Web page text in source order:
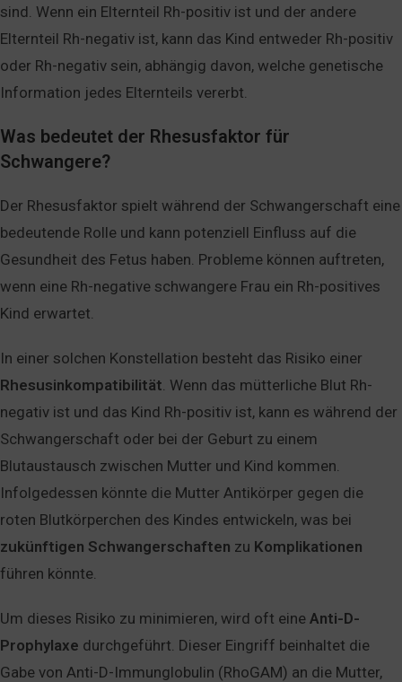
sind. Wenn ein Elternteil Rh-positiv ist und der andere
Elternteil Rh-negativ ist, kann das Kind entweder Rh-positiv
oder Rh-negativ sein, abhängig davon, welche genetische
Information jedes Elternteils vererbt.
Was bedeutet der Rhesusfaktor für
Schwangere?
Der Rhesusfaktor spielt während der Schwangerschaft eine
bedeutende Rolle und kann potenziell Einfluss auf die
Gesundheit des Fetus haben. Probleme können auftreten,
wenn eine Rh-negative schwangere Frau ein Rh-positives
Kind erwartet.
In einer solchen Konstellation besteht das Risiko einer
Rhesusinkompatibilität. Wenn das mütterliche Blut Rh-
negativ ist und das Kind Rh-positiv ist, kann es während der
Schwangerschaft oder bei der Geburt zu einem
Blutaustausch zwischen Mutter und Kind kommen.
Infolgedessen könnte die Mutter Antikörper gegen die
roten Blutkörperchen des Kindes entwickeln, was bei
zukünftigen Schwangerschaften zu Komplikationen
führen könnte.
Um dieses Risiko zu minimieren, wird oft eine Anti-D-
Prophylaxe durchgeführt. Dieser Eingriff beinhaltet die
Gabe von Anti-D-Immunglobulin (RhoGAM) an die Mutter,